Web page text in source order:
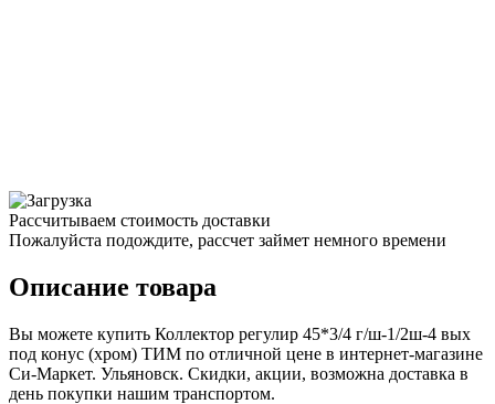
Рассчитываем стоимость доставки
Пожалуйста подождите, рассчет займет немного времени
Описание товара
Вы можете купить Коллектор регулир 45*3/4 г/ш-1/2ш-4 вых
под конус (хром) ТИМ по отличной цене в интернет-магазине
Си-Маркет. Ульяновск. Скидки, акции, возможна доставка в
день покупки нашим транспортом.